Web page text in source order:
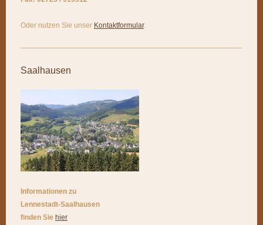
Oder nutzen Sie unser Kontaktformular.
Saalhausen
Informationen zu
Lennestadt-Saalhausen
finden Sie hier